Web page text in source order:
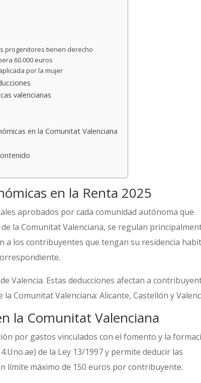
progenitores tienen derecho
60.000 euros
por la mujer
valencianas
en la Comunitat Valenciana
en la Renta 2025
aprobados por cada comunidad autónoma que
la Comunitat Valenciana, se regulan
a los contribuyentes que tengan su residencia
Valencia. Estas deducciones afectan a
Comunitat Valenciana: Alicante, Castellón y
la Comunitat Valenciana
por gastos vinculados con el fomento y la
de la Ley 13/1997 y permite deducir las
límite máximo de 150 euros por contribuyente.